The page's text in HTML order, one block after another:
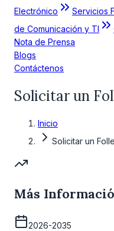
Electrónico
Servicios
de Comunicación y TI
Nota de Prensa
Blogs
Contáctenos
Solicitar un
Inicio
Solicitar un
Más
2026-2035